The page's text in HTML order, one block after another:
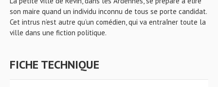
son maire quand un individu inconnu de tous se porte candidat.
Cet intrus n’est autre qu’un comédien, qui va entraîner toute la
ville dans une fiction politique.
FICHE TECHNIQUE